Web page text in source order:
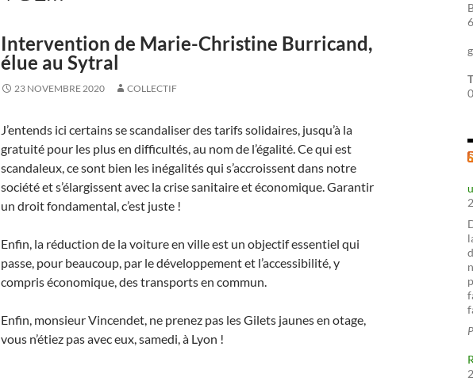
Intervention de Marie-Christine Burricand,
élue au Sytral
23 NOVEMBRE 2020 COLLECTIF
J’entends ici certains se scandaliser des tarifs solidaires, jusqu’à la
gratuité pour les plus en difficultés, au nom de l’égalité. Ce qui est
scandaleux, ce sont bien les inégalités qui s’accroissent dans notre
société et s’élargissent avec la crise sanitaire et économique. Garantir
un droit fondamental, c’est juste !
Enfin, la réduction de la voiture en ville est un objectif essentiel qui
passe, pour beaucoup, par le développement et l’accessibilité, y
compris économique, des transports en commun.
Enfin, monsieur Vincendet, ne prenez pas les Gilets jaunes en otage,
vous n’étiez pas avec eux, samedi, à Lyon !